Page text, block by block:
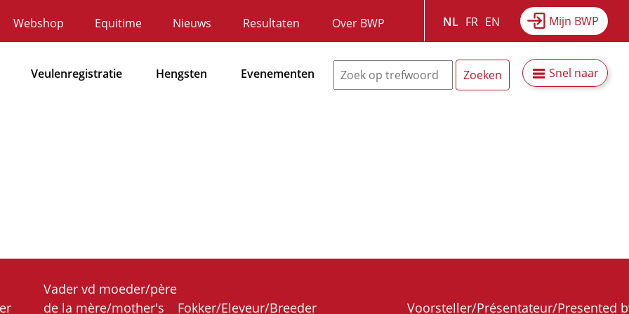
Mijn BWP
NL FR EN
navigatie
Webshop Equitime Nieuws Resultaten Over BWP
Hoofdnavigatie
Veulenregistratie Hengsten Evenementen Snel naar
Vader vd moeder/père
de la mère/mother's
Fokker/Eleveur/Breeder Voorsteller/Présentateur/Presented